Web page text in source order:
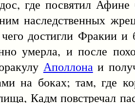
где посвятил
наследственных
достигли Фракии
умерла, и после
Аполлонаи
на боках; там, где
Кадм повстречал